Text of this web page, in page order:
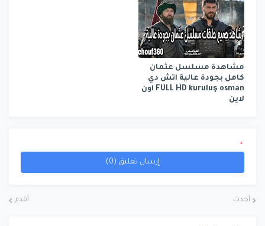
مشاهدة مسلسل عثمان
كامل بجودة عالية اتش دي
FULL HD kuruluş osman اون
لاين
*
إرسال تعليق (0)
أحدث أقدم